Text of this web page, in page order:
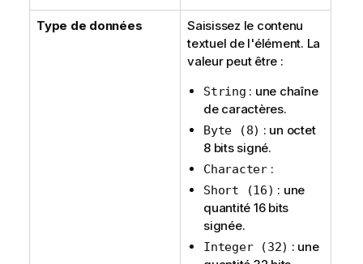
Type de données
Saisissez le contenu
textuel de l'élément. La
valeur peut être :
String : une chaîne
de caractères.
Byte (8) : un octet
8 bits signé.
Character:
Short (16) : une
quantité 16 bits
signée.
Integer (32) : une